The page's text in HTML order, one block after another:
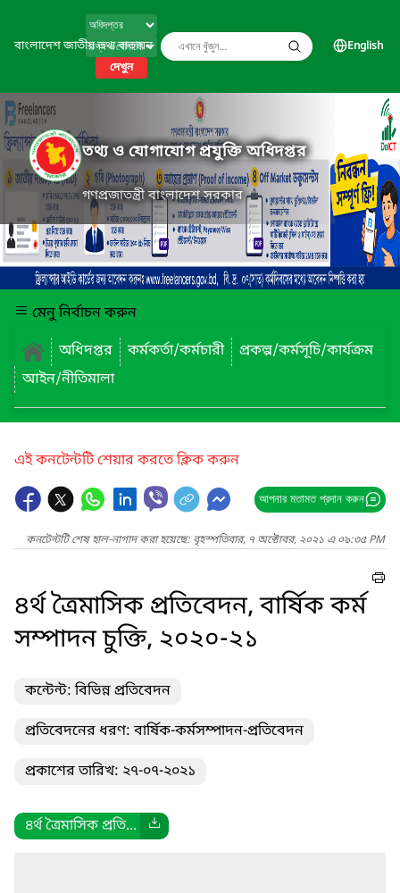
বাংলাদেশ জাতীয় তথ্য বাতায়ন
দেখুন
English
তথ্য ও যোগাযোগ প্রযুক্তি অধিদপ্তর
গণপ্রজাতন্ত্রী বাংলাদেশ সরকার
মেনু নির্বাচন করুন
অধিদপ্তর
কর্মকর্তা/কর্মচারী
প্রকল্প/কর্মসূচি/কার্যক্রম
আইন/নীতিমালা
এই কনটেন্টটি শেয়ার করতে ক্লিক করুন
আপনার মতামত প্রদান করুন
কনটেন্টটি শেষ হাল-নাগাদ করা হয়েছে: বৃহস্পতিবার, ৭ অক্টোবর, ২০২১ এ ০৯:৩৫ PM
৪র্থ ত্রৈমাসিক প্রতিবেদন, বার্ষিক কর্ম
সম্পাদন চুক্তি, ২০২০-২১
কন্টেন্ট: বিভিন্ন প্রতিবেদন
প্রতিবেদনের ধরণ: বার্ষিক-কর্মসম্পাদন-প্রতিবেদন
প্রকাশের তারিখ: ২৭-০৭-২০২১
৪র্থ ত্রৈমাসিক প্রতি...